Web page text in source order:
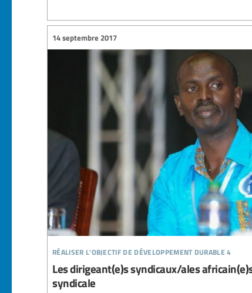
réaliser l’objectif de développement durable 4
14 septembre 2017
Les dirigeant(e)s syndicaux/ales
syndicale